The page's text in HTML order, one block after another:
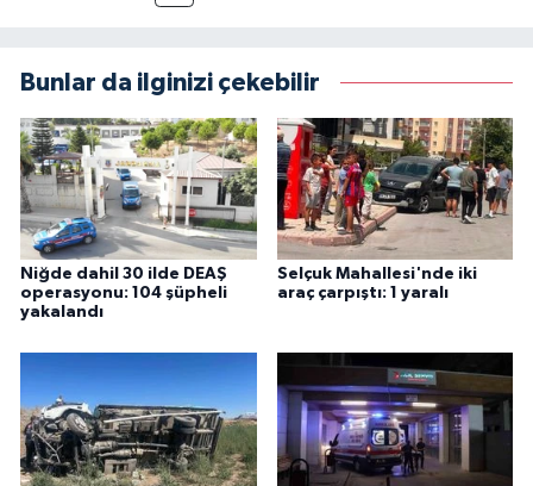
Bunlar da ilginizi çekebilir
Niğde dahil 30 ilde DEAŞ
operasyonu: 104 şüpheli
yakalandı
Selçuk Mahallesi'nde iki
araç çarpıştı: 1 yaralı